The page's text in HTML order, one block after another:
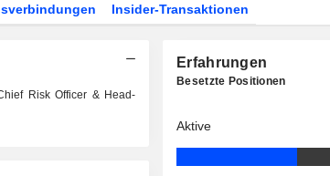
Insider-Transaktionen
Risk Officer & Head-
Erfahrungen
Besetzte Positionen
Aktive